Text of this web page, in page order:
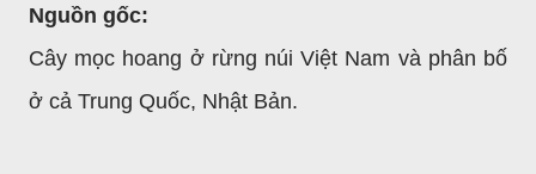
Nguồn gốc:
Cây mọc hoang ở rừng núi Việt Nam và phân bố
ở cả Trung Quốc, Nhật Bản.